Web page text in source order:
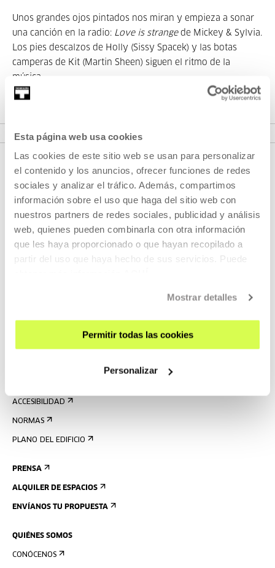
Esta página web usa cookies
Las cookies de este sitio web se usan para personalizar
el contenido y los anuncios, ofrecer funciones de redes
sociales y analizar el tráfico. Además, compartimos
información sobre el uso que haga del sitio web con
nuestros partners de redes sociales, publicidad y análisis
web, quienes pueden combinarla con otra información
que les haya proporcionado o que hayan recopilado a
partir del uso que haya hecho de sus servicios. Puede
Mostrar detalles
Permitir todas las cookies
Personalizar
Unos grandes ojos pintados nos miran y empieza a sonar
una canción en la radio: Love is strange de Mickey & Sylvia.
Los pies descalzos de Holly (Sissy Spacek) y las botas
camperas de Kit (Martin Sheen) siguen el ritmo de la
música.
REGÍSTRATE AL BOLETÍN
ACCESIBILIDAD
NORMAS
PLANO DEL EDIFICIO
PRENSA
ALQUILER DE ESPACIOS
ENVÍANOS TU PROPUESTA
QUIÉNES SOMOS
CONÓCENOS